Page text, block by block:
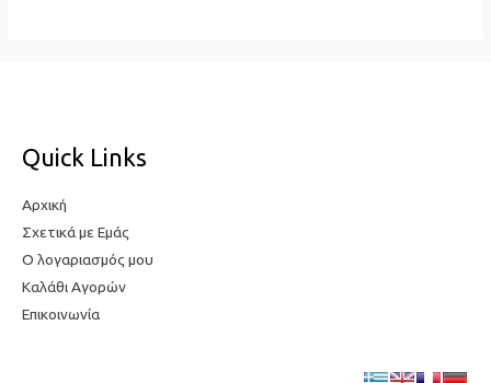
Quick Links
Αρχική
Σχετικά με Εμάς
Ο λογαριασμός μου
Καλάθι Αγορών
Επικοινωνία